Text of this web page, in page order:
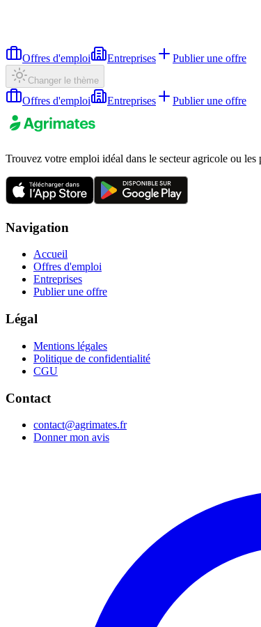
Offres d'emploi Entreprises Publier une offre
Changer le thème
Offres d'emploi Entreprises Publier une offre
Trouvez votre emploi idéal dans le secteur agricole ou les
Navigation
Accueil
Offres d'emploi
Entreprises
Publier une offre
Légal
Mentions légales
Politique de confidentialité
CGU
Contact
contact@agrimates.fr
Donner mon avis